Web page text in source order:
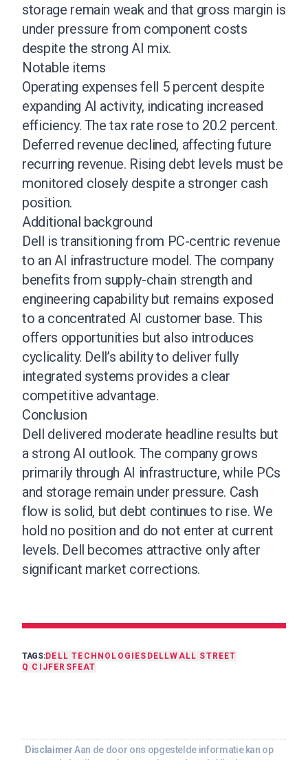
storage remain weak and that gross margin is
under pressure from component costs
despite the strong AI mix.
Notable items
Operating expenses fell 5 percent despite
expanding AI activity, indicating increased
efficiency. The tax rate rose to 20.2 percent.
Deferred revenue declined, affecting future
recurring revenue. Rising debt levels must be
monitored closely despite a stronger cash
position.
Additional background
Dell is transitioning from PC-centric revenue
to an AI infrastructure model. The company
benefits from supply-chain strength and
engineering capability but remains exposed
to a concentrated AI customer base. This
offers opportunities but also introduces
cyclicality. Dell’s ability to deliver fully
integrated systems provides a clear
competitive advantage.
Conclusion
Dell delivered moderate headline results but
a strong AI outlook. The company grows
primarily through AI infrastructure, while PCs
and storage remain under pressure. Cash
flow is solid, but debt continues to rise. We
hold no position and do not enter at current
levels. Dell becomes attractive only after
significant market corrections.
TAGS:DELL TECHNOLOGIES DELLWALL STREET
Q CIJFERS FEAT
Disclaimer Aan de door ons opgestelde informatie kan op